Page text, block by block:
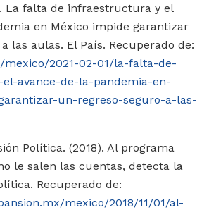
La falta de infraestructura y el
en México impide garantizar
las aulas. El País. Recuperado de:
mexico/2021-02-01/la-falta-de-
avance-de-la-pandemia-en-
un-regreso-seguro-a-las-
Política. (2018). Al programa
le salen las cuentas, detecta la
Recuperado de:
mexico/2018/11/01/al-